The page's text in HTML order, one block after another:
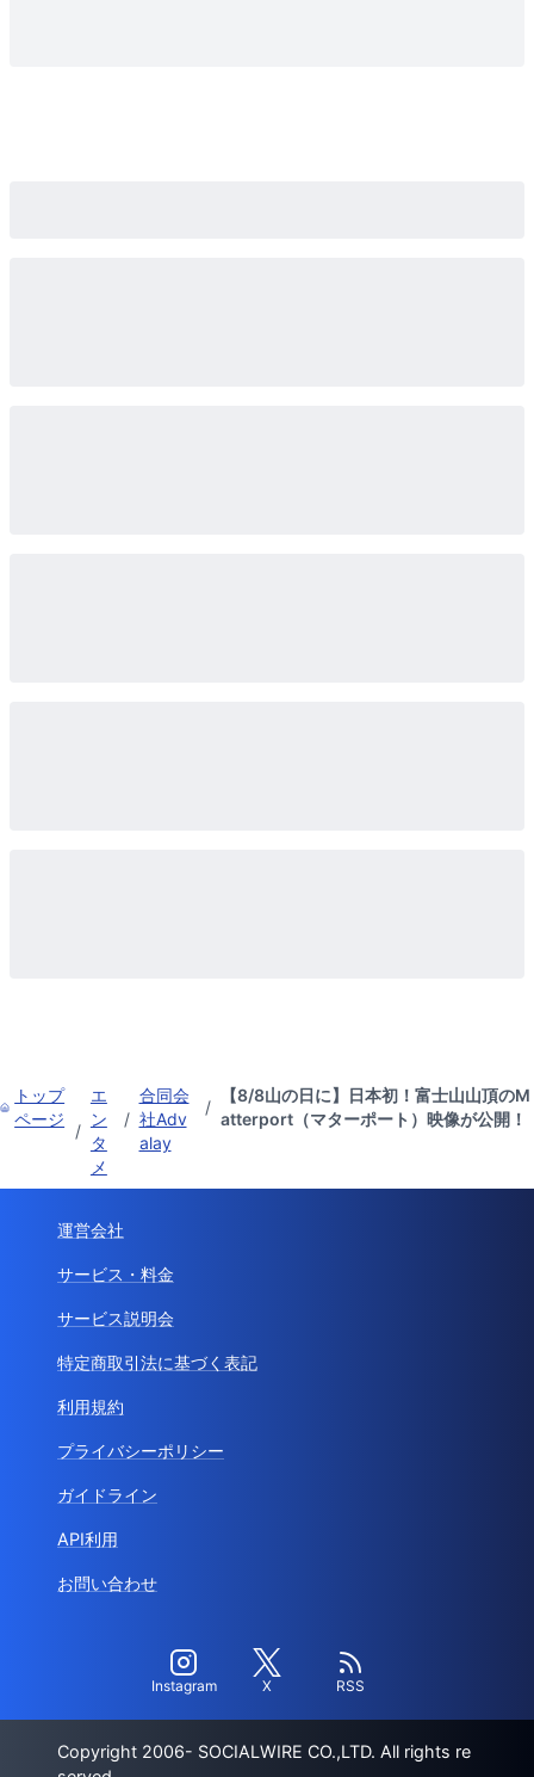
トップ
ページ
/
エ
ン
タ
メ
/
合同会
社Adv
alay
/
【8/8山の日に】日本初！富士山山頂のM
atterport（マターポート）映像が公開！
運営会社
サービス・料金
サービス説明会
特定商取引法に基づく表記
利用規約
プライバシーポリシー
ガイドライン
API利用
お問い合わせ
Instagram X RSS
Copyright 2006- SOCIALWIRE CO.,LTD. All rights re